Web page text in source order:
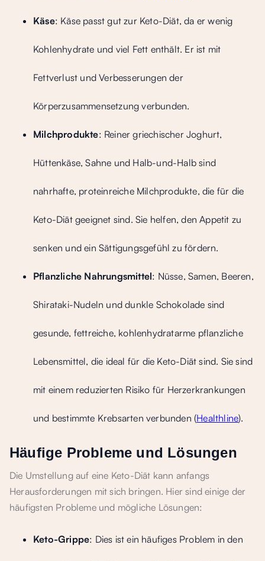
Käse: Käse passt gut zur Keto-Diät, da er wenig
Kohlenhydrate und viel Fett enthält. Er ist mit
Fettverlust und Verbesserungen der
Körperzusammensetzung verbunden.
Milchprodukte: Reiner griechischer Joghurt,
Hüttenkäse, Sahne und Halb-und-Halb sind
nahrhafte, proteinreiche Milchprodukte, die für die
Keto-Diät geeignet sind. Sie helfen, den Appetit zu
senken und ein Sättigungsgefühl zu fördern.
Pflanzliche Nahrungsmittel: Nüsse, Samen, Beeren,
Shirataki-Nudeln und dunkle Schokolade sind
gesunde, fettreiche, kohlenhydratarme pflanzliche
Lebensmittel, die ideal für die Keto-Diät sind. Sie sind
mit einem reduzierten Risiko für Herzerkrankungen
und bestimmte Krebsarten verbunden (Healthline).
Häufige Probleme und Lösungen
Die Umstellung auf eine Keto-Diät kann anfangs
Herausforderungen mit sich bringen. Hier sind einige der
häufigsten Probleme und mögliche Lösungen:
Keto-Grippe: Dies ist ein häufiges Problem in den